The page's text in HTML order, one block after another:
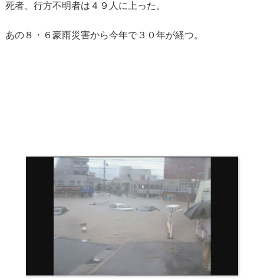
死者、行方不明者は４９人に上った。
あの８・６豪雨災害から今年で３０年が経つ。